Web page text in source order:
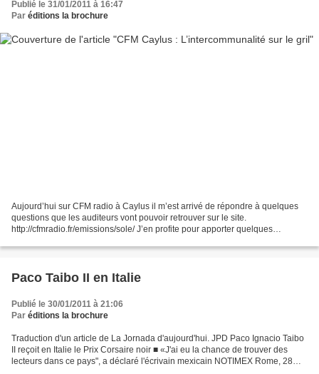
Publié le 31/01/2011 à 16:47
Par éditions la brochure
Aujourd’hui sur CFM radio à Caylus il m’est arrivé de répondre à quelques
questions que les auditeurs vont pouvoir retrouver sur le site.
http://cfmradio.fr/emissions/sole/ J’en profite pour apporter quelques
Paco Taibo II en Italie
Publié le 30/01/2011 à 21:06
Par éditions la brochure
Traduction d'un article de La Jornada d'aujourd'hui. JPD Paco Ignacio Taibo
II reçoit en Italie le Prix Corsaire noir ■ «J'ai eu la chance de trouver des
lecteurs dans ce pays", a déclaré l'écrivain mexicain NOTIMEX Rome, 28